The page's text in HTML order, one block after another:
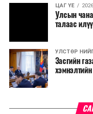
ЦАГ ҮЕ
Улсын
талаас
УЛСТӨР
Засгийн